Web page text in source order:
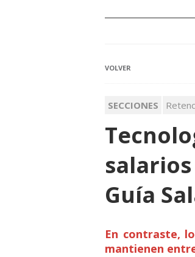
VOLVER
SECCIONES
Guía
En contraste,
mantienen